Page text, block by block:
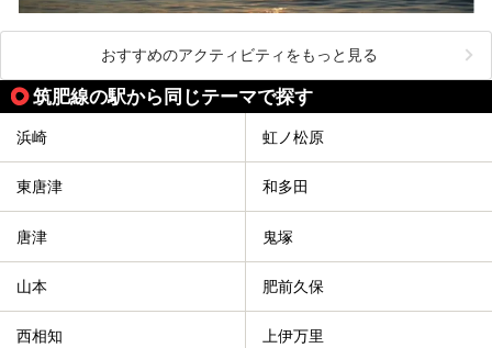
おすすめのアクティビティをもっと見る
筑肥線の駅から同じテーマで探す
浜崎 虹ノ松原
東唐津 和多田
唐津 鬼塚
山本 肥前久保
西相知 上伊万里